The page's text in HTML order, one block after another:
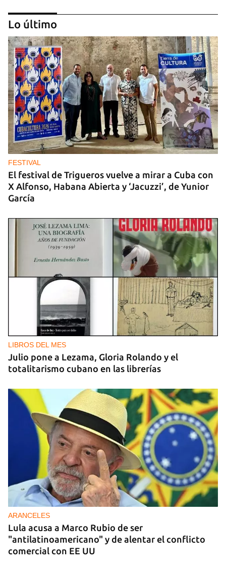
MATANZAS
"Estamos viviendo entre desconocidos": la
emigración vacía los barrios de Matanzas
Lo último
FESTIVAL
El festival de Trigueros vuelve a mirar a Cuba con
X Alfonso, Habana Abierta y ‘Jacuzzi’, de Yunior
García
LIBROS DEL MES
Julio pone a Lezama, Gloria Rolando y el
totalitarismo cubano en las librerías
ARANCELES
Lula acusa a Marco Rubio de ser
"antilatinoamericano" y de alentar el conflicto
comercial con EE UU